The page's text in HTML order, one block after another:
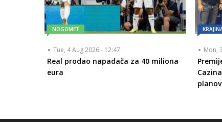
NOGOMET
Tue, 4 Aug 2026 - 12:47
Real prodao napadača za 40 miliona
eura
Mon,